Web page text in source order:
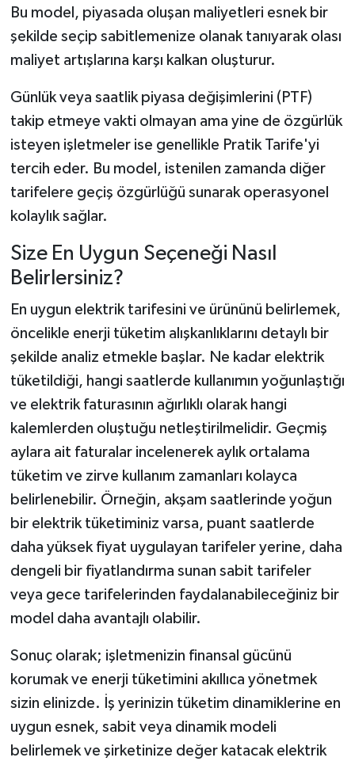
Bu model, piyasada oluşan maliyetleri esnek bir
şekilde seçip sabitlemenize olanak tanıyarak olası
maliyet artışlarına karşı kalkan oluşturur.
Günlük veya saatlik piyasa değişimlerini (PTF)
takip etmeye vakti olmayan ama yine de özgürlük
isteyen işletmeler ise genellikle Pratik Tarife'yi
tercih eder. Bu model, istenilen zamanda diğer
tarifelere geçiş özgürlüğü sunarak operasyonel
kolaylık sağlar.
Size En Uygun Seçeneği Nasıl
Belirlersiniz?
En uygun elektrik tarifesini ve ürününü belirlemek,
öncelikle enerji tüketim alışkanlıklarını detaylı bir
şekilde analiz etmekle başlar. Ne kadar elektrik
tüketildiği, hangi saatlerde kullanımın yoğunlaştığı
ve elektrik faturasının ağırlıklı olarak hangi
kalemlerden oluştuğu netleştirilmelidir. Geçmiş
aylara ait faturalar incelenerek aylık ortalama
tüketim ve zirve kullanım zamanları kolayca
belirlenebilir. Örneğin, akşam saatlerinde yoğun
bir elektrik tüketiminiz varsa, puant saatlerde
daha yüksek fiyat uygulayan tarifeler yerine, daha
dengeli bir fiyatlandırma sunan sabit tarifeler
veya gece tarifelerinden faydalanabileceğiniz bir
model daha avantajlı olabilir.
Sonuç olarak; işletmenizin finansal gücünü
korumak ve enerji tüketimini akıllıca yönetmek
sizin elinizde. İş yerinizin tüketim dinamiklerine en
uygun esnek, sabit veya dinamik modeli
belirlemek ve şirketinize değer katacak elektrik